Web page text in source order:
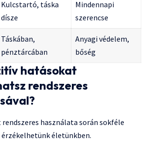
Kulcstartó, táska
dísze
Mindennapi
szerencse
Táskában,
pénztárcában
Anyagi védelem,
bőség
hatásokat
rendszeres
rendszeres használata során sokféle
életünkben.